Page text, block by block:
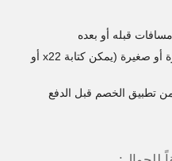
قبله أو بعده
يعمل الكود سواء كُتب بأحرف كبيرة أو صغيرة (يمكن كتابة x22 أو
تطبيق الخصم قبل الدفع